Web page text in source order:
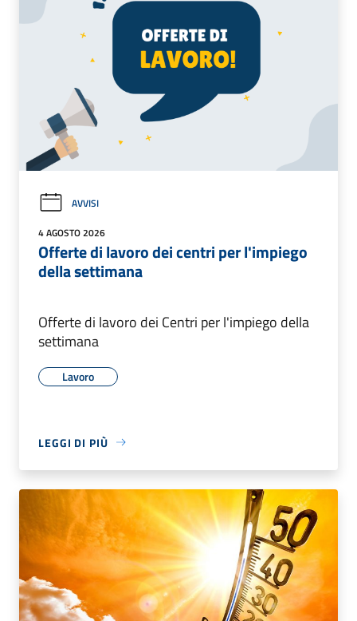
AVVISI
4 AGOSTO 2026
Offerte di lavoro dei centri per l'impiego
della settimana
Offerte di lavoro dei Centri per l'impiego della
settimana
Lavoro
LEGGI DI PIÙ